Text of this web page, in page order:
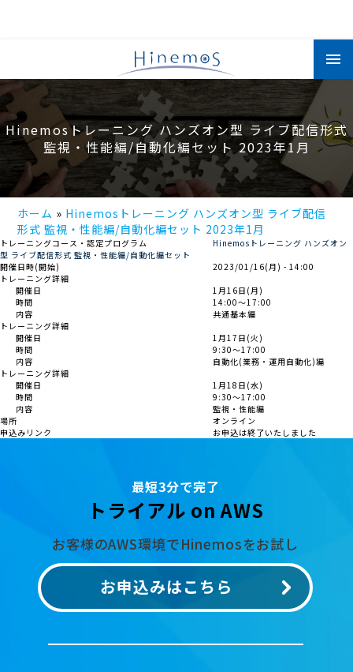
コ
ン
テ
ツHinemosトレーニング ハンズオン型 ライブ配信形式
監視・性能編/自動化編セット 2023年1月
ホーム
Hinemosトレーニング ハンズオン型 ライブ配信
形式 監視・性能編/自動化編セット 2023年1月
トレーニングコース・認定プログラム
Hinemosトレーニング ハンズオン
型 ライブ配信形式 監視・性能編/自動化編セット
開催日時(開始)
2023/01/16(月) - 14:00
トレーニング詳細
開催日
1月16日(月)
時間
14:00～17:00
内容
共通基本編
トレーニング詳細
開催日
1月17日(火)
時間
9:30～17:00
内容
自動化(業務・運用自動化)編
トレーニング詳細
開催日
1月18日(水)
時間
9:30～17:00
内容
監視・性能編
場所
オンライン
申込みリンク
お申込は終了いたしました
最短3分で完了
トライアル on AWS
お客様のAWS環境でHinemosをお試し
お申込みはこちら